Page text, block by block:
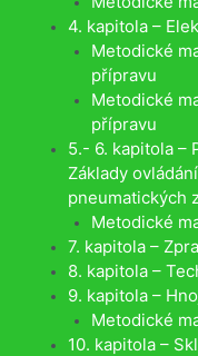
4. kapitola –
Metodické
přípravu
Metodické
přípravu
5.- 6. kapitola –
Základy
pneumatických
Metodické
7. kapitola –
8. kapitola –
9. kapitola –
Metodické
10. kapitola –